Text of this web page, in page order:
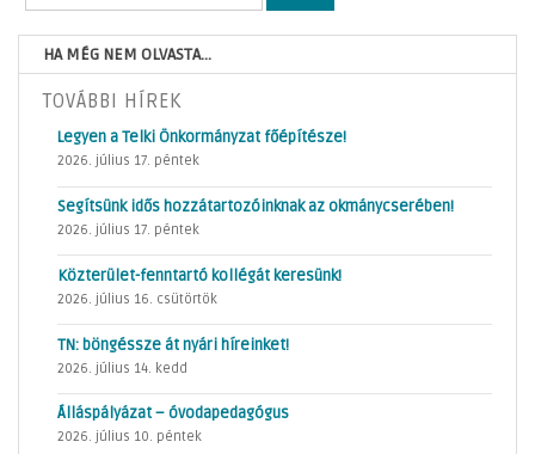
HA MÉG NEM OLVASTA...
TOVÁBBI HÍREK
Legyen a Telki Önkormányzat főépítésze!
2026. július 17. péntek
Segítsünk idős hozzátartozóinknak az okmánycserében!
2026. július 17. péntek
Közterület-fenntartó kollégát keresünk!
2026. július 16. csütörtök
TN: böngéssze át nyári híreinket!
2026. július 14. kedd
Álláspályázat – óvodapedagógus
2026. július 10. péntek